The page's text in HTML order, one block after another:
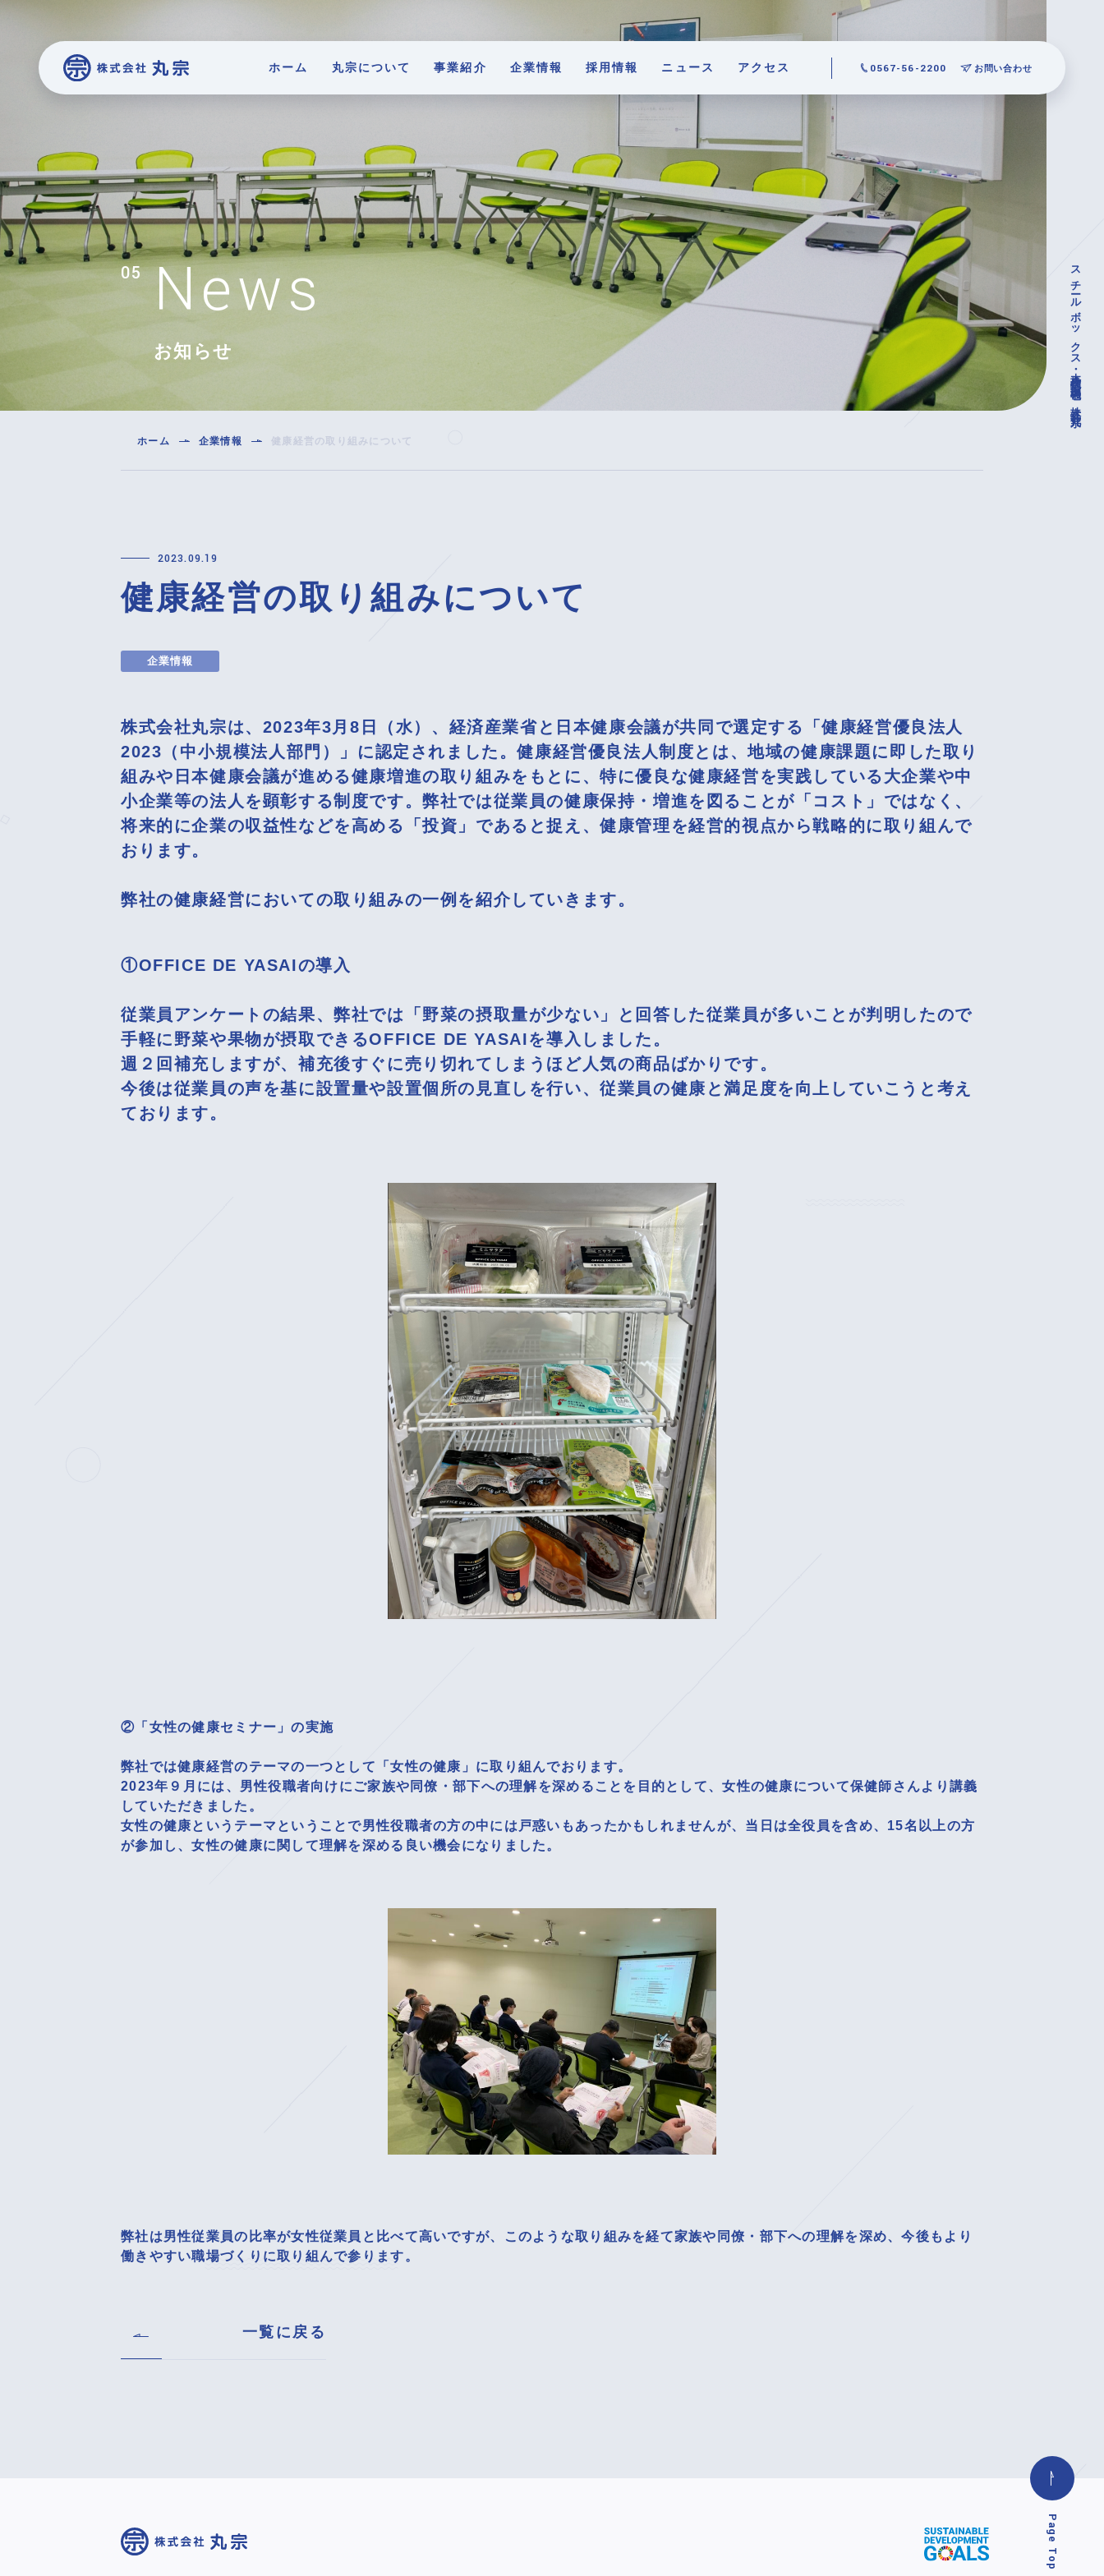
ホーム 丸宗について 事業紹介 企業情報 採用情報 ニュース アクセス 0567-56-2200 お問い合わせ
お知らせ スチールボックス・木枠梱包・輸出梱包の株式会社丸宗
ホーム 企業情報 健康経営の取り組みについて
健康経営の取り組みについて
企業情報
株式会社丸宗は、2023年3月8日（水）、経済産業省と日本健康会議が共同で選定する「健康経営優良法人
2023（中小規模法人部門）」に認定されました。健康経営優良法人制度とは、地域の健康課題に即した取り
組みや日本健康会議が進める健康増進の取り組みをもとに、特に優良な健康経営を実践している大企業や中
小企業等の法人を顕彰する制度です。弊社では従業員の健康保持・増進を図ることが「コスト」ではなく、
将来的に企業の収益性などを高める「投資」であると捉え、健康管理を経営的視点から戦略的に取り組んで
おります。
弊社の健康経営においての取り組みの一例を紹介していきます。
①OFFICE DE YASAIの導入
従業員アンケートの結果、弊社では「野菜の摂取量が少ない」と回答した従業員が多いことが判明したので
手軽に野菜や果物が摂取できるOFFICE DE YASAIを導入しました。
週２回補充しますが、補充後すぐに売り切れてしまうほど人気の商品ばかりです。
今後は従業員の声を基に設置量や設置個所の見直しを行い、従業員の健康と満足度を向上していこうと考え
ております。
② 「女性の健康セミナー」の実施
弊社では健康経営のテーマの一つとして「女性の健康」に取り組んでおります。
2023年９月には、男性役職者向けにご家族や同僚・部下への理解を深めることを目的として、女性の健康について保健師さんより講義
していただきました。
女性の健康というテーマということで男性役職者の方の中には戸惑いもあったかもしれませんが、当日は全役員を含め、15名以上の方
が参加し、女性の健康に関して理解を深める良い機会になりました。
弊社は男性従業員の比率が女性従業員と比べて高いですが、このような取り組みを経て家族や同僚・部下への理解を深め、今後もより
働きやすい職場づくりに取り組んで参ります。
一覧に戻る
Page Top